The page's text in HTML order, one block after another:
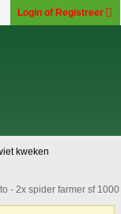
Login of Registreer
kweken
- 2x spider farmer sf 1000